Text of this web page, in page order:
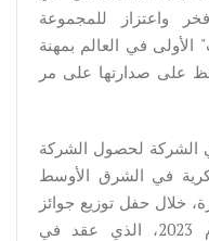
واعتزاز للمجموعة
الأولى في العالم بمهنة
على صدارتها على مر
الشركة لحصول الشركة
في الشرق الأوسط
خلال حفل توزيع جوائز
إدارة الملكية الفكرية MIP، للعام 2023، الذي عقد في